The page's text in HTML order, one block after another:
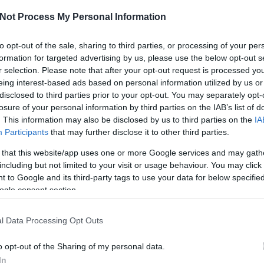
Process My Personal Information
opt-out of the sale, sharing to third parties, or processing of your
for targeted advertising by us, please use the below opt-out
selection. Please note that after your opt-out request is processed
interest-based ads based on personal information utilized by us
to third parties prior to your opt-out. You may separately
of your personal information by third parties on the IAB’s list of
This information may also be disclosed by us to third parties on the
Participants that may further disclose it to other third parties.
that this website/app uses one or more Google services and may
but not limited to your visit or usage behaviour. You may
to Google and its third-party tags to use your data for below
consent section.
Data Processing Opt Outs
opt-out of the Sharing of my personal data.
kapunk karácsonyi üdvözlőlapot! Nem is
fedlapján csodálatos képpel, benne szépen
mindenféle jót. Idén megtaláltam azokat a
Christmas. Those cards are really special for me:
picture and his nice wishes are written inside by
love to send to my family and friend as well.
A